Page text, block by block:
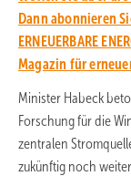
Dann abonnieren
ERNEUERBARE
Magazin für
Minister Habeck
Forschung für die
zentralen
zukünftig noch